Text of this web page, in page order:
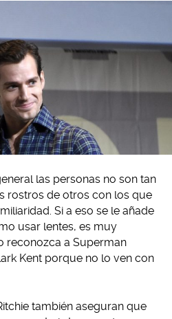
las personas no son tan
rostros de otros con los que
Si a eso se le añade
usar lentes, es muy
reconozca a Superman
Kent porque no lo ven con
también aseguran que